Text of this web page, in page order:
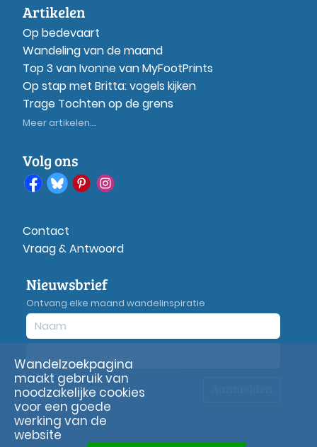
Artikelen
Op bedevaart
Wandeling van de maand
Top 3 van Ivonne van MyFootPrints
Op stap met Britta: vogels kijken
Trage Tochten op de grens
Meer artikelen...
Volg ons
Contact
Vraag & Antwoord
Nieuwsbrief
Ontvang elke maand wandelinspiratie
Privacyverklaring
Wandelzoekpagina
maakt gebruik van
noodzakelijke cookies
voor een goede
werking van de
website